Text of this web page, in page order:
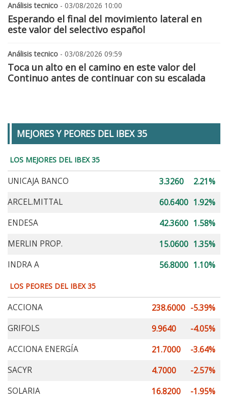
Análisis tecnico - 03/08/2026 10:00
Esperando el final del movimiento lateral en
este valor del selectivo español
Análisis tecnico - 03/08/2026 09:59
Toca un alto en el camino en este valor del
Continuo antes de continuar con su escalada
MEJORES Y PEORES DEL IBEX 35
LOS MEJORES DEL IBEX 35
UNICAJA BANCO 3.3260
2.21%
ARCEL.MITTAL
60.6400 1.92%
ENDESA
42.3600 1.58%
MERLIN PROP.
15.0600 1.35%
INDRA A
56.8000 1.10%
LOS PEORES DEL IBEX 35
ACCIONA 238.6000 -5.39%
GRIFOLS
9.9640
-4.05%
ACCIONA ENERGÍA
21.7000
-3.64%
SACYR
4.7000
-2.57%
SOLARIA
16.8200 -1.95%